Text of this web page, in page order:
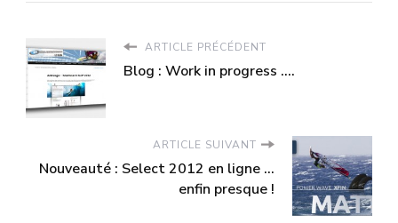
ARTICLE PRÉCÉDENT
Blog : Work in progress ....
ARTICLE SUIVANT
Nouveauté : Select 2012 en ligne ...
enfin presque !